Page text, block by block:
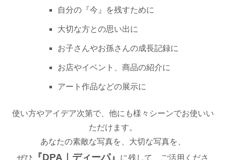
自分の『今』を残すために
大切な方との思い出に
お子さんやお孫さんの成長記録に
お店やイベント、商品の紹介に
アート作品などの展示に
使い方やアイデア次第で、他にも様々シーンでお使いい
ただけます。
あなたの素敵な写真を、大切な写真を、
ぜひ
『DPA｜ディーパ』
に残して、ご活用くださ